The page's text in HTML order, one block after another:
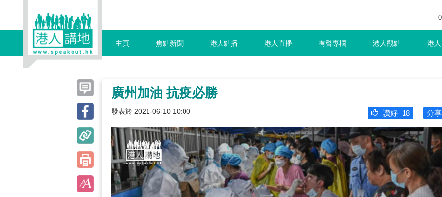
主頁 焦點新聞 港人點播 港人直播 有聲專欄 港人觀點 港
廣州加油 抗疫必勝
發表於 2021-06-10 10:00 分享
讚好 18